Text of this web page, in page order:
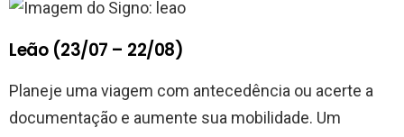
Leão (23/07 – 22/08)
Planeje uma viagem com antecedência ou acerte a
documentação e aumente sua mobilidade. Um